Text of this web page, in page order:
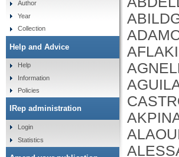
Author
Year
Collection
Help and Advice
Help
Information
Policies
IRep administration
Login
Statistics